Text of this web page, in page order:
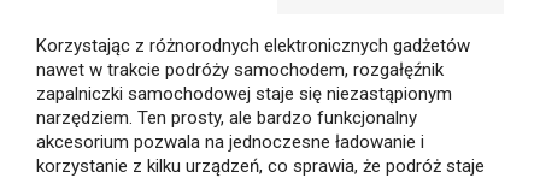
Korzystając z różnorodnych elektronicznych gadżetów
nawet w trakcie podróży samochodem, rozgałęźnik
zapalniczki samochodowej staje się niezastąpionym
narzędziem. Ten prosty, ale bardzo funkcjonalny
akcesorium pozwala na jednoczesne ładowanie i
korzystanie z kilku urządzeń, co sprawia, że podróż staje